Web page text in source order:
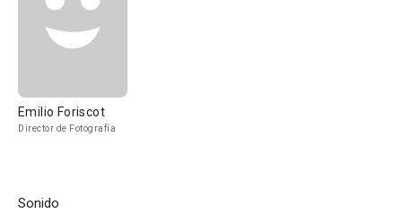
Emilio Foriscot
Director de Fotografía
Sonido